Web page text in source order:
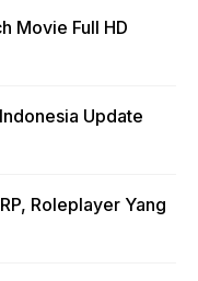
Movie Full HD
Update
Roleplayer Yang